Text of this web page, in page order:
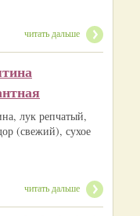
читать дальше
лук репчатый,
(свежий), сухое
читать дальше